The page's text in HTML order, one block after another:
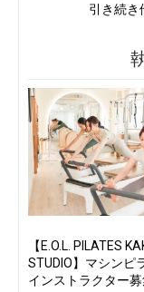
引き続き
【E.O.L. PILATES
STUDIO】マシンピ
インストラクター